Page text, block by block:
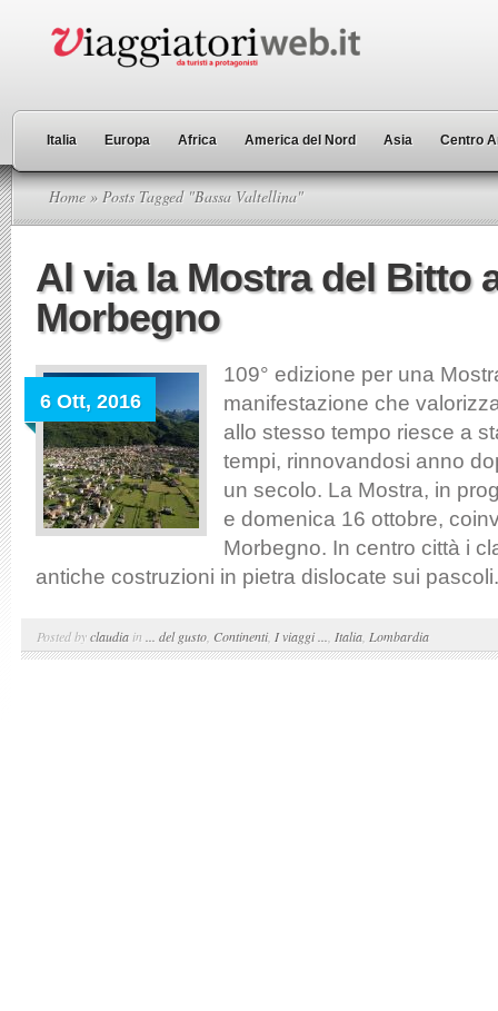
Italia Europa Africa America del Nord Asia Centro
Home » Posts Tagged "Bassa Valtellina"
Al via la Mostra del Bitto
Morbegno
6 Ott, 2016
109° edizione per una
manifestazione che
allo stesso tempo riesce a
tempi, rinnovandosi anno
un secolo. La Mostra, in
e domenica 16 ottobre,
Morbegno. In centro città i
antiche costruzioni in pietra dislocate sui
Posted byclaudia in ... del gusto Continenti, I viaggi ... Italia Lombardia